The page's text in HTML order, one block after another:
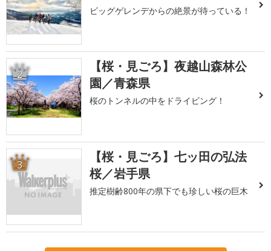
ビッグゲレンデからの絶景が待っている！
2
【桜・見ごろ】夜越山森林公
園／青森県
桜のトンネルの中をドライビング！
3
【桜・見ごろ】七ッ田の弘法
桜／岩手県
推定樹齢800年の県下でも珍しい桜の巨木